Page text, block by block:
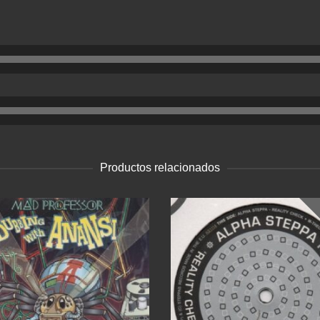
Productos relacionados